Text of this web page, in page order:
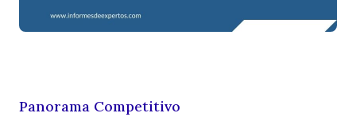
Panorama Competitivo